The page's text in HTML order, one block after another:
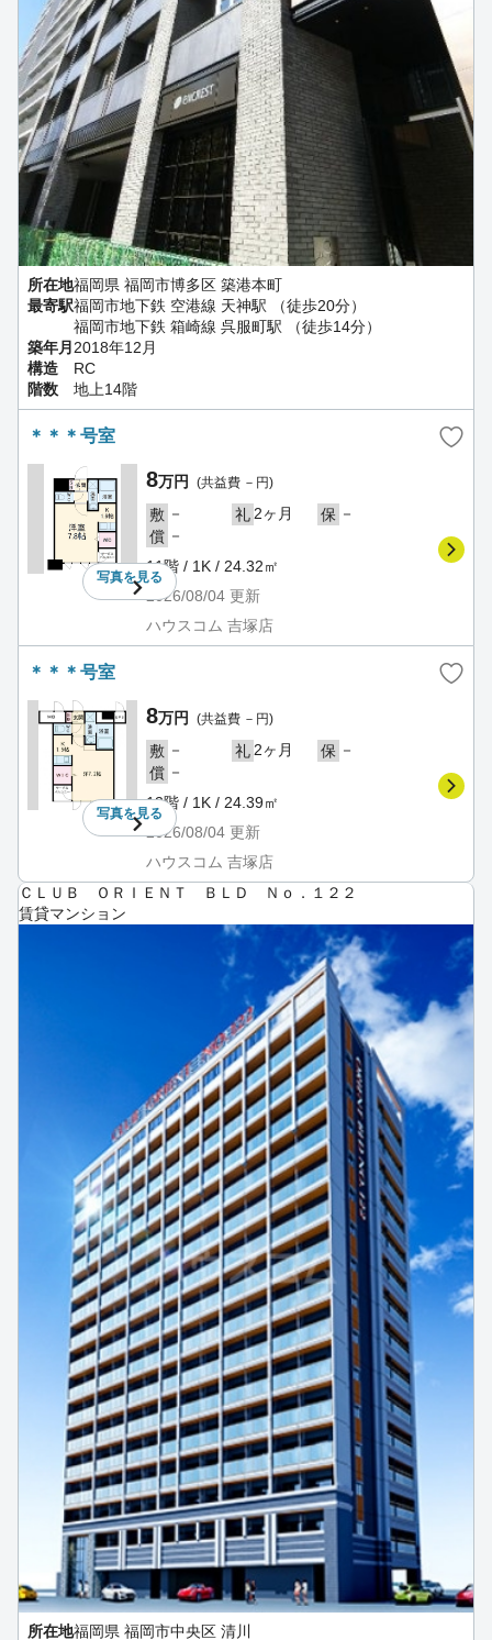
所在地福岡県 福岡市博多区 築港本町
最寄駅福岡市地下鉄 空港線 天神駅 （徒歩20分）
福岡市地下鉄 箱崎線 呉服町駅 （徒歩14分）
築年月 2018年12月
構造
RC
階数
地上14階
＊＊＊号室
写真を見る
8万円 (共益費 －円)
敷 － 礼 2ヶ月 保 －
償 －
11階 / 1K / 24.32㎡
2026/08/04 更新
ハウスコム 吉塚店
＊＊＊号室
写真を見る
8万円 (共益費 －円)
敷 － 礼 2ヶ月 保 －
償 －
13階 / 1K / 24.39㎡
2026/08/04 更新
ハウスコム 吉塚店
ＣＬＵＢ ＯＲＩＥＮＴ ＢＬＤ Ｎｏ．１２２
賃貸マンション
所在地福岡県 福岡市中央区 清川